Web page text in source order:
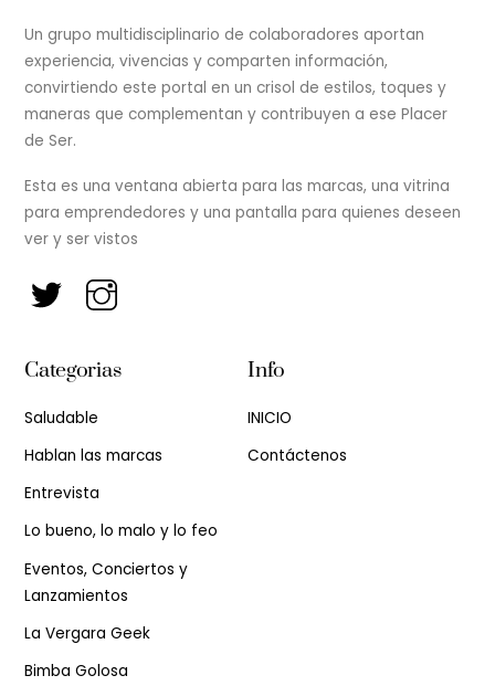
Un grupo multidisciplinario de colaboradores aportan
experiencia, vivencias y comparten información,
convirtiendo este portal en un crisol de estilos, toques y
maneras que complementan y contribuyen a ese Placer
de Ser.
Esta es una ventana abierta para las marcas, una vitrina
para emprendedores y una pantalla para quienes deseen
ver y ser vistos
Categorias
Saludable
Hablan las marcas
Entrevista
Lo bueno, lo malo y lo feo
Eventos, Conciertos y
Lanzamientos
La Vergara Geek
Bimba Golosa
Info
INICIO
Contáctenos